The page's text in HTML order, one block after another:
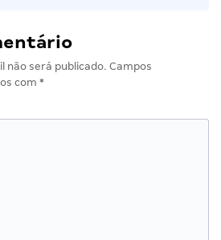
não será publicado. Campos
com *